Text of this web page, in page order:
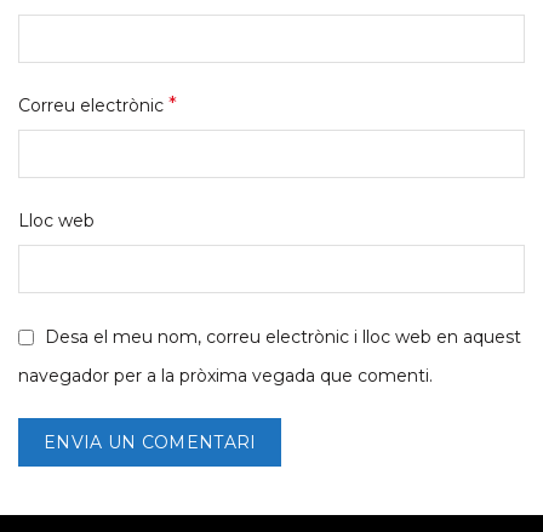
Correu electrònic *
Lloc web
Desa el meu nom, correu electrònic i lloc web en aquest
navegador per a la pròxima vegada que comenti.